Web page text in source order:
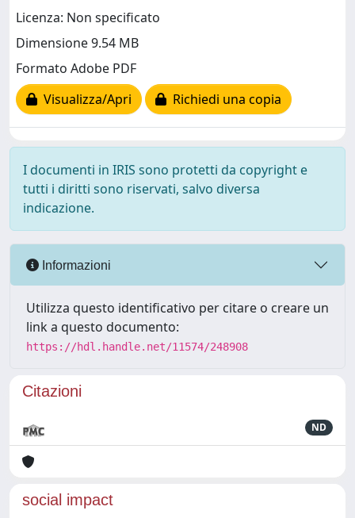
Licenza: Non specificato
Dimensione 9.54 MB
Formato Adobe PDF
Visualizza/Apri
Richiedi una copia
I documenti in IRIS sono protetti da copyright e
tutti i diritti sono riservati, salvo diversa
indicazione.
Informazioni
Utilizza questo identificativo per citare o creare un
link a questo documento:
https://hdl.handle.net/11574/248908
Citazioni
ND
social impact